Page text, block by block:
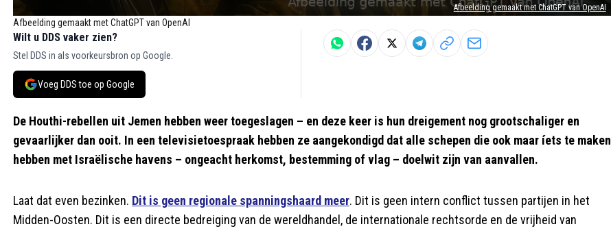
Afbeelding gemaakt met ChatGPT van OpenAI
Afbeelding gemaakt met ChatGPT van OpenAI
Wilt u DDS vaker zien?
Stel DDS in als voorkeursbron op Google.
Voeg DDS toe op Google
De Houthi-rebellen uit Jemen hebben weer toegeslagen – en deze keer is hun dreigement nog grootschaliger en
gevaarlijker dan ooit. In een televisietoespraak hebben ze aangekondigd dat alle schepen die ook maar íets te maken
hebben met Israëlische havens – ongeacht herkomst, bestemming of vlag – doelwit zijn van aanvallen.
Laat dat even bezinken. Dit is geen regionale spanningshaard meer. Dit is geen intern conflict tussen partijen in het
Midden-Oosten. Dit is een directe bedreiging van de wereldhandel, de internationale rechtsorde en de vrijheid van